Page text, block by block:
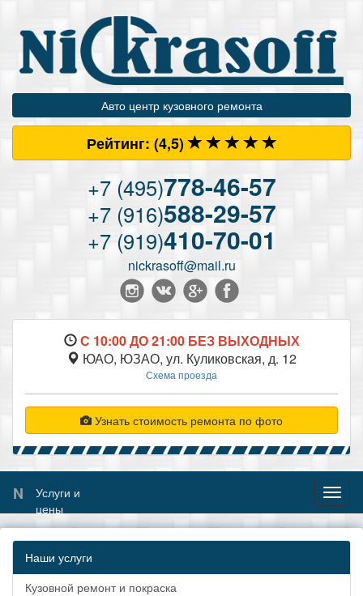
Авто центр кузовного ремонта
Рейтинг: (4,5)
+7 (495)778-46-57
+7 (916)588-29-57
+7 (919)410-70-01
nickrasoff@mail.ru
С 10:00 ДО 21:00 БЕЗ ВЫХОДНЫХ
ЮАО, ЮЗАО, ул. Куликовская, д. 12
Схема проезда
Узнать стоимость ремонта по фото
N
Услуги и
цены
Наши услуги
Кузовной ремонт и покраска